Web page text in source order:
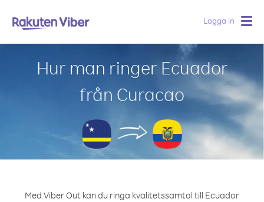
Logga in
Hur man ringer Ecuador
från Curacao
Med Viber Out kan du ringa kvalitetssamtal till Ecuador